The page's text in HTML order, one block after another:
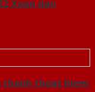
Xoan dao
thanh thoat hiem